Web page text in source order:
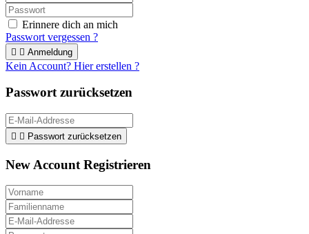
Erinnere dich an mich
Passwort vergessen ?
  Anmeldung
Kein Account? Hier erstellen ?
Passwort zurücksetzen
  Passwort zurücksetzen
New Account Registrieren